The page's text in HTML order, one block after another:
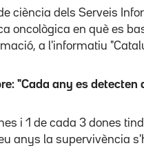
ciència dels Serveis
oncològica en què es
a l'informatiu
"Cada any es
i 1 de cada 3 dones
anys la supervivència